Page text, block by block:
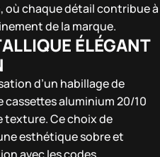
où chaque détail contribue à
de la marque.
ÉLÉGANT
d’un habillage de
cassettes aluminium 20/10
texture. Ce choix de
esthétique sobre et